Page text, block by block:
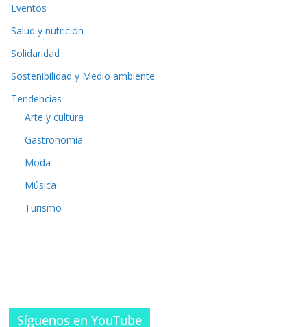
Eventos
Salud y nutrición
Solidaridad
Sostenibilidad y Medio ambiente
Tendencias
Arte y cultura
Gastronomía
Moda
Música
Turismo
Síguenos en YouTube